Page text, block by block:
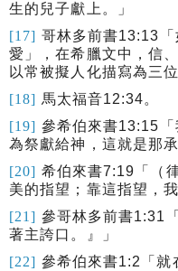
生的兒子獻上。」
[17] 哥林多前書13:13 「
愛 」，在希臘文中，信
以常被擬人化描寫為三位
[18] 馬太福音12:34。
[19] 參希伯來書13:15
為祭獻給神，這就是那
[20] 希伯來書7:19 「（
美的指望；靠這指望，
[21] 參哥林多前書1:31
著主誇口。』」
[22] 參希伯來書1:2
「